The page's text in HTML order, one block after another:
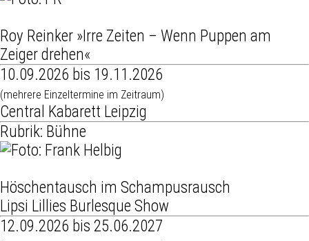
Roy Reinker »Irre Zeiten – Wenn Puppen am
Zeiger drehen«
10.09.2026 bis 19.11.2026
(mehrere Einzeltermine im Zeitraum)
Central Kabarett Leipzig
Rubrik: Bühne
Höschentausch im Schampusrausch
Lipsi Lillies Burlesque Show
12.09.2026 bis 25.06.2027